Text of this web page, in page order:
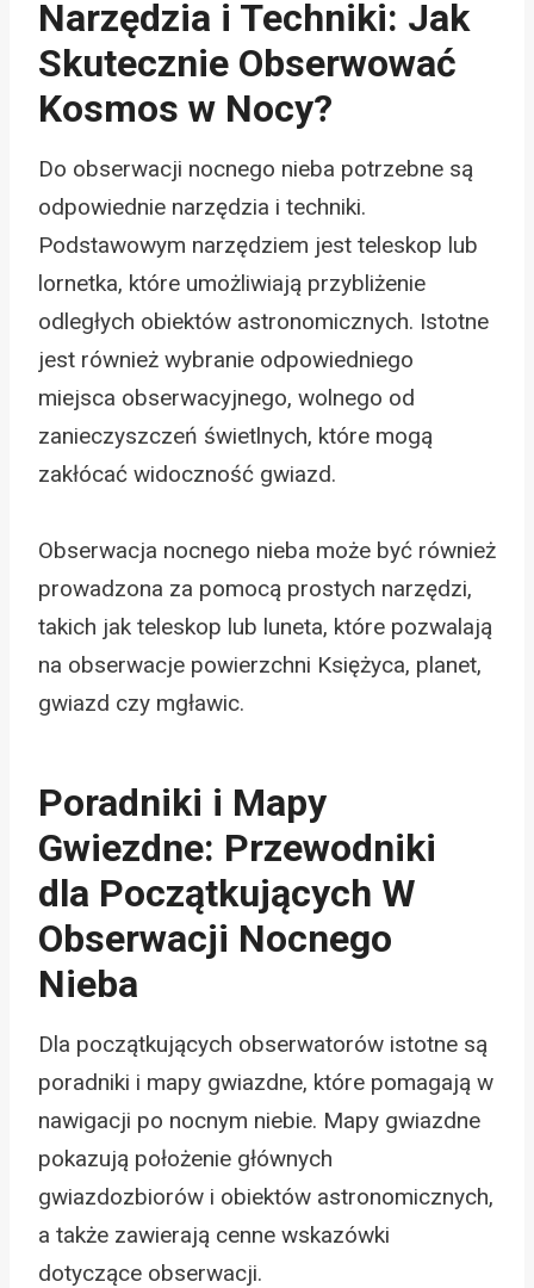
Narzędzia i Techniki: Jak
Skutecznie Obserwować
Kosmos w Nocy?
Do obserwacji nocnego nieba potrzebne są
odpowiednie narzędzia i techniki.
Podstawowym narzędziem jest teleskop lub
lornetka, które umożliwiają przybliżenie
odległych obiektów astronomicznych. Istotne
jest również wybranie odpowiedniego
miejsca obserwacyjnego, wolnego od
zanieczyszczeń świetlnych, które mogą
zakłócać widoczność gwiazd.
Obserwacja nocnego nieba może być również
prowadzona za pomocą prostych narzędzi,
takich jak teleskop lub luneta, które pozwalają
na obserwacje powierzchni Księżyca, planet,
gwiazd czy mgławic.
Poradniki i Mapy
Gwiezdne: Przewodniki
dla Początkujących W
Obserwacji Nocnego
Nieba
Dla początkujących obserwatorów istotne są
poradniki i mapy gwiazdne, które pomagają w
nawigacji po nocnym niebie. Mapy gwiazdne
pokazują położenie głównych
gwiazdozbiorów i obiektów astronomicznych,
a także zawierają cenne wskazówki
dotyczące obserwacji.